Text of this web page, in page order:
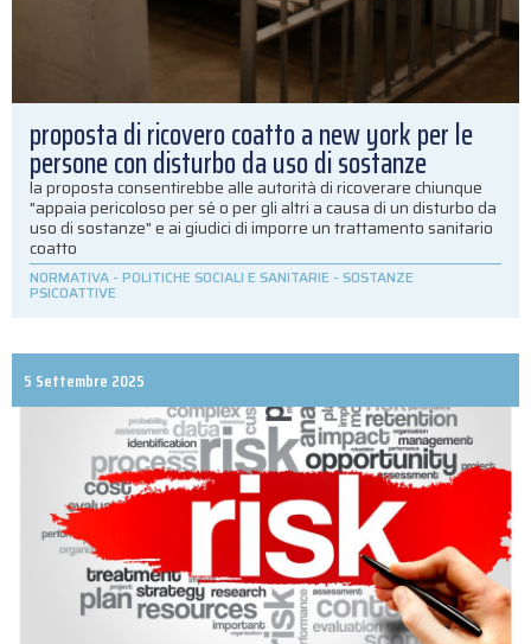
proposta di ricovero coatto a new york per le
persone con disturbo da uso di sostanze
la proposta consentirebbe alle autorità di ricoverare chiunque
"appaia pericoloso per sé o per gli altri a causa di un disturbo da
uso di sostanze" e ai giudici di imporre un trattamento sanitario
coatto
NORMATIVA - POLITICHE SOCIALI E SANITARIE - SOSTANZE
PSICOATTIVE
5 Settembre 2025